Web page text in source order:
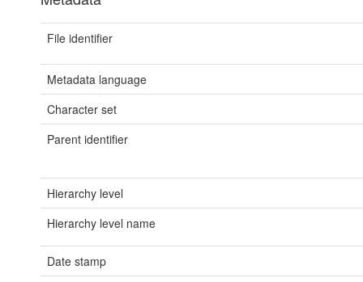
File identifier
Metadata language
Character set
Parent identifier
Hierarchy level
Hierarchy level name
Date stamp